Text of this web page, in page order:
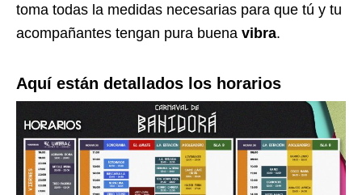
toma todas la medidas necesarias para que tú y tu
acompañantes tengan pura buena vibra.
Aquí están detallados los horarios